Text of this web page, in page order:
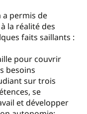
permis de
la réalité des
faits saillants :
pour couvrir
besoins
sur trois
se
et développer